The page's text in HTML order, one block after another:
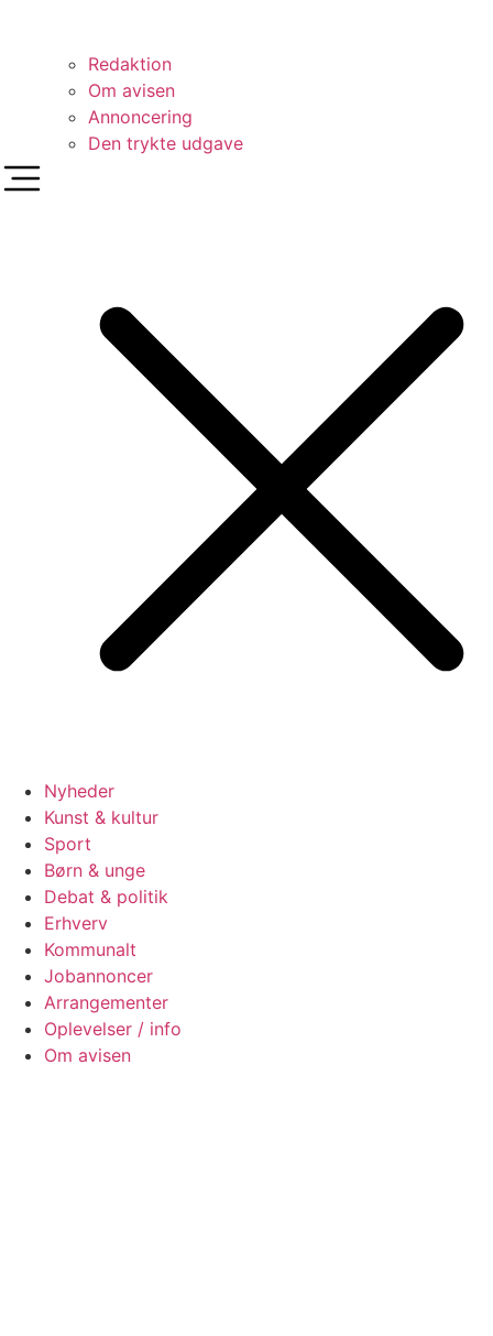
Redaktion
Om avisen
Annoncering
Den trykte udgave
Nyheder
Kunst & kultur
Sport
Børn & unge
Debat & politik
Erhverv
Kommunalt
Jobannoncer
Arrangementer
Oplevelser / info
Om avisen